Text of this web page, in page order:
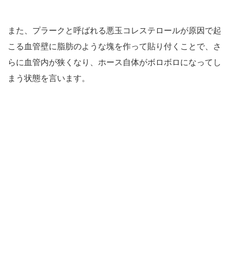
また、プラークと呼ばれる悪玉コレステロールが原因で起
こる血管壁に脂肪のような塊を作って貼り付くことで、さ
らに血管内が狭くなり、ホース自体がボロボロになってし
まう状態を言います。